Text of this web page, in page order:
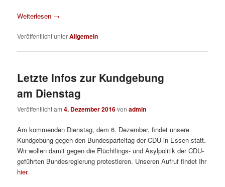
Weiterlesen →
Veröffentlicht unterAllgemein
Letzte Infos zur Kundgebung
am Dienstag
Veröffentlicht am4. Dezember 2016vonadmin
Am kommenden Dienstag, dem 6. Dezember, findet unsere
Kundgebung gegen den Bundesparteitag der CDU in Essen statt.
Wir wollen damit gegen die Flüchtlings- und Asylpolitik der CDU-
geführten Bundesregierung protestieren. Unseren Aufruf findet Ihr
hier.